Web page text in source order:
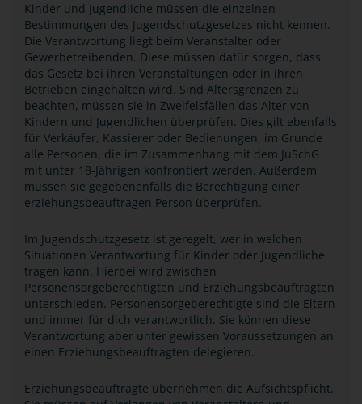
Kinder und Jugendliche müssen die einzelnen
Bestimmungen des Jugendschutzgesetzes nicht kennen.
Die Verantwortung liegt beim Veranstalter oder
Gewerbetreibenden. Diese müssen dafür sorgen, dass
das Gesetz bei ihren Veranstaltungen oder in ihren
Betrieben eingehalten wird. Sind Altersgrenzen zu
beachten, müssen sie in Zweifelsfällen das Alter von
Kindern und Jugendlichen überprüfen. Dies gilt ebenfalls
für Verkäufer, Kassierer oder Bedienungen, im Grunde
alle Personen, die im Zusammenhang mit dem JuSchG
mit unter 18-Jährigen konfrontiert werden. Außerdem
müssen sie gegebenenfalls die Berechtigung einer
erziehungsbeauftragen Person überprüfen.
Im Jugendschutzgesetz ist geregelt, wer in welchen
Situationen Verantwortung für Kinder oder Jugendliche
tragen kann. Hierbei wird zwischen
Personensorgeberechtigten und Erziehungsbeauftragten
unterschieden. Personensorgeberechtigte sind die Eltern
und immer für dich verantwortlich. Sie können diese
Verantwortung aber unter gewissen Voraussetzungen an
einen Erziehungsbeauftragten delegieren.
Erziehungsbeauftragte übernehmen die Aufsichtspflicht.